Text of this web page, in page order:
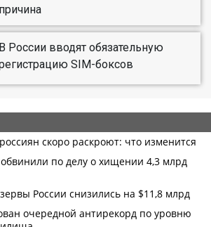
причина
В России вводят обязательную
SIM-боксов